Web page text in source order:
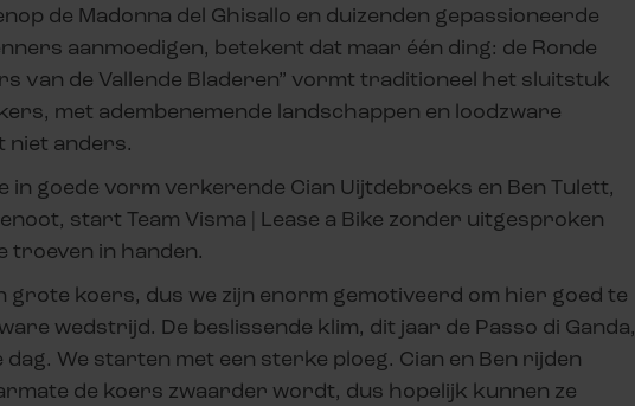
de Madonna del Ghisallo en duizenden gepassioneerde
aanmoedigen, betekent dat maar één ding: de Ronde
van de Vallende Bladeren” vormt traditioneel het sluitstuk
met adembenemende landschappen en loodzware
niet anders.
in goede vorm verkerende Cian Uijtdebroeks en Ben Tulett,
start Team Visma | Lease a Bike zonder uitgesproken
in handen.
grote koers, dus we zijn enorm gemotiveerd om hier goed te
wedstrijd. De beslissende klim, dit jaar de Passo di Ganda,
dag. We starten met een sterke ploeg. Cian en Ben rijden
de koers zwaarder wordt, dus hopelijk kunnen ze